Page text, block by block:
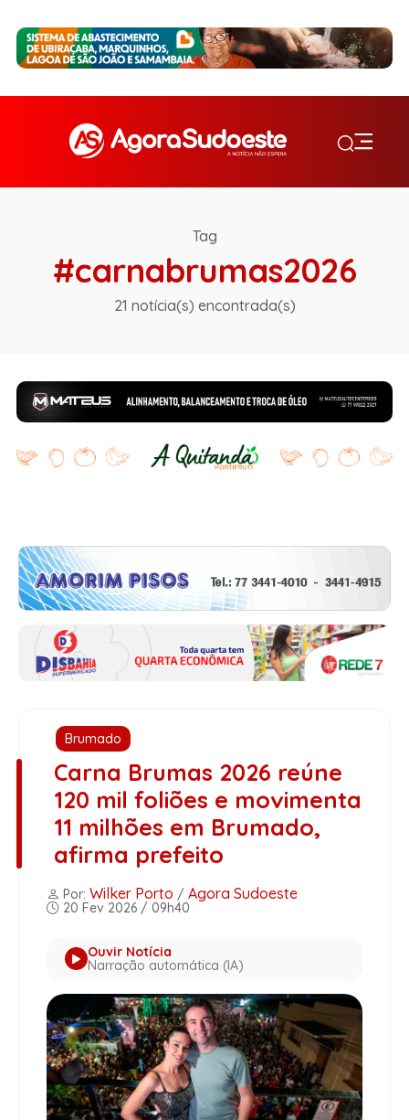
Tag
#carnabrumas2026
21 notícia(s) encontrada(s)
Brumado
Carna Brumas 2026 reúne
120 mil foliões e movimenta
11 milhões em Brumado,
afirma prefeito
Por: Wilker Porto / Agora Sudoeste
20 Fev 2026 / 09h40
Ouvir Notícia
Narração automática (IA)